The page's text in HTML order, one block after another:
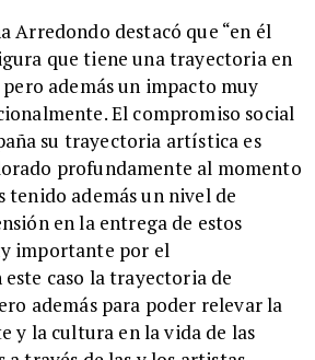
Arredondo destacó que “en él
que tiene una trayectoria en
además un impacto muy
El compromiso social
su trayectoria artística es
profundamente al momento
tenido además un nivel de
en la entrega de estos
importante por el
caso la trayectoria de
además para poder relevar la
y la cultura en la vida de las